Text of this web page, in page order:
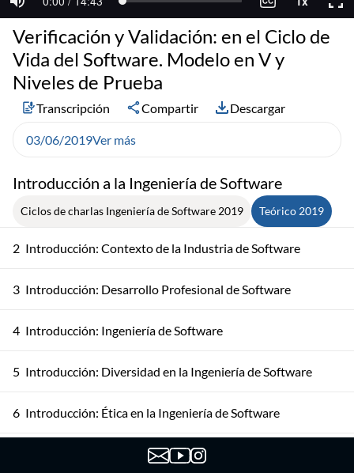
Introducción a la Ingeniería de Software
Ciclos de charlas Ingeniería de Software 2019 Teórico 2019
2 Introducción: Contexto de la Industria de Software
3 Introducción: Desarrollo Profesional de Software
4 Introducción: Ingeniería de Software
5 Introducción: Diversidad en la Ingeniería de Software
6 Introducción: Ética en la Ingeniería de Software
Procesos de Software: Modelos de Proceso
Verificación y Validación: en el Ciclo de
Vida del Software. Modelo en V y
Niveles de Prueba
Transcripción Compartir Descargar
03/06/2019Ver más